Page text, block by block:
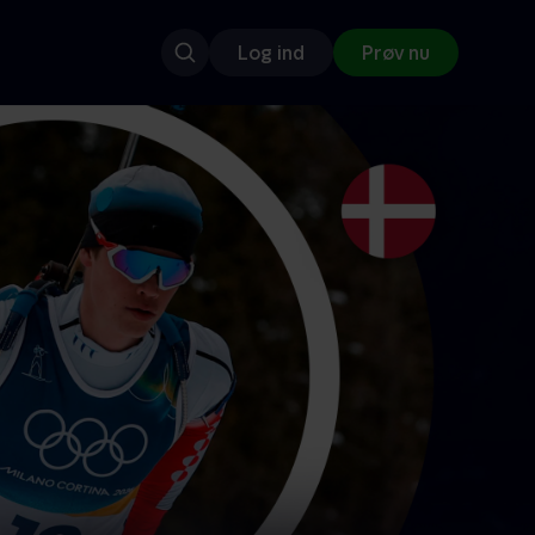
Log ind Prøv nu